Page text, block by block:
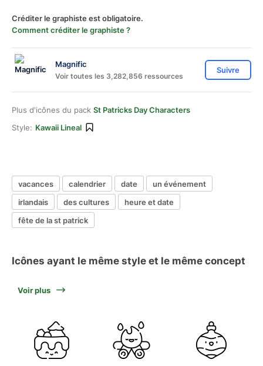
Créditer le graphiste est obligatoire.
Comment créditer le graphiste ?
Magnific
Voir toutes les 3,282,856 ressources
Suivre
Plus d'icônes du pack St Patricks Day Characters
Style: Kawaii Lineal
vacances calendrier date
un événement
irlandais
des cultures
heure et date
fête de la st patrick
Icônes ayant le même style et le même concept
Voir plus